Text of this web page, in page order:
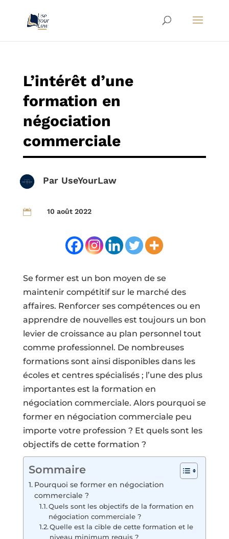
L’intérêt d’une
formation en
négociation
commerciale
Par UseYourLaw
 10 août 2022
Se former est un bon moyen de se
maintenir compétitif sur le marché des
affaires. Renforcer ses compétences ou en
apprendre de nouvelles est toujours un bon
levier de croissance au plan personnel tout
comme professionnel. De nombreuses
formations sont ainsi disponibles dans les
écoles et centres spécialisés ; l’une des plus
importantes est la formation en
négociation commerciale. Alors pourquoi se
former en négociation commerciale peu
importe votre profession ? Et quels sont les
objectifs de cette formation ?
Sommaire
Pourquoi se former en négociation
commerciale ?
Quels sont les objectifs de la formation en
négociation commerciale ?
Quelle est la cible de cette formation et le
niveau minimum requis ?